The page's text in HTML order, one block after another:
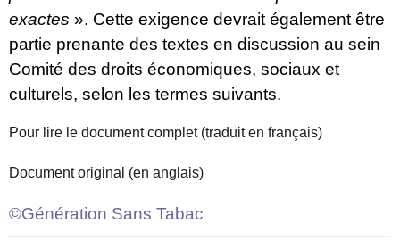
exactes ». Cette exigence devrait également être
partie prenante des textes en discussion au sein
Comité des droits économiques, sociaux et
culturels, selon les termes suivants.
Pour lire le document complet (traduit en français)
Document original (en anglais)
©Génération Sans Tabac